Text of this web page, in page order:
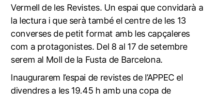
Vermell de les Revistes. Un espai que convidarà a
la lectura i que serà també el centre de les 13
converses de petit format amb les capçaleres
com a protagonistes. Del 8 al 17 de setembre
serem al Moll de la Fusta de Barcelona.
Inaugurarem l’espai de revistes de l’APPEC el
divendres a les 19.45 h amb una copa de